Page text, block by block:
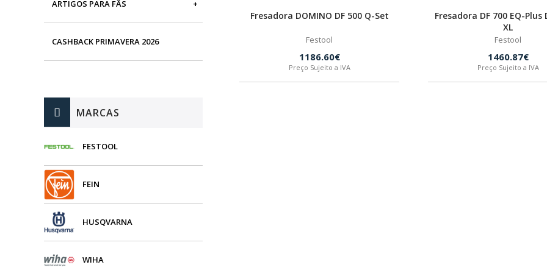
ARTIGOS PARA FÃS
MÁQUINAS DE BRINCAR
CASHBACK PRIMAVERA 2026
MARCAS
FESTOOL
FEIN
HUSQVARNA
WIHA
Fresadora DOMINO DF 500 Q-Set
Festool
1186.60€
Preço Sujeito a IVA
Fresadora DF 700 EQ-Plus
XL
Festool
1460.87€
Preço Sujeito a IVA